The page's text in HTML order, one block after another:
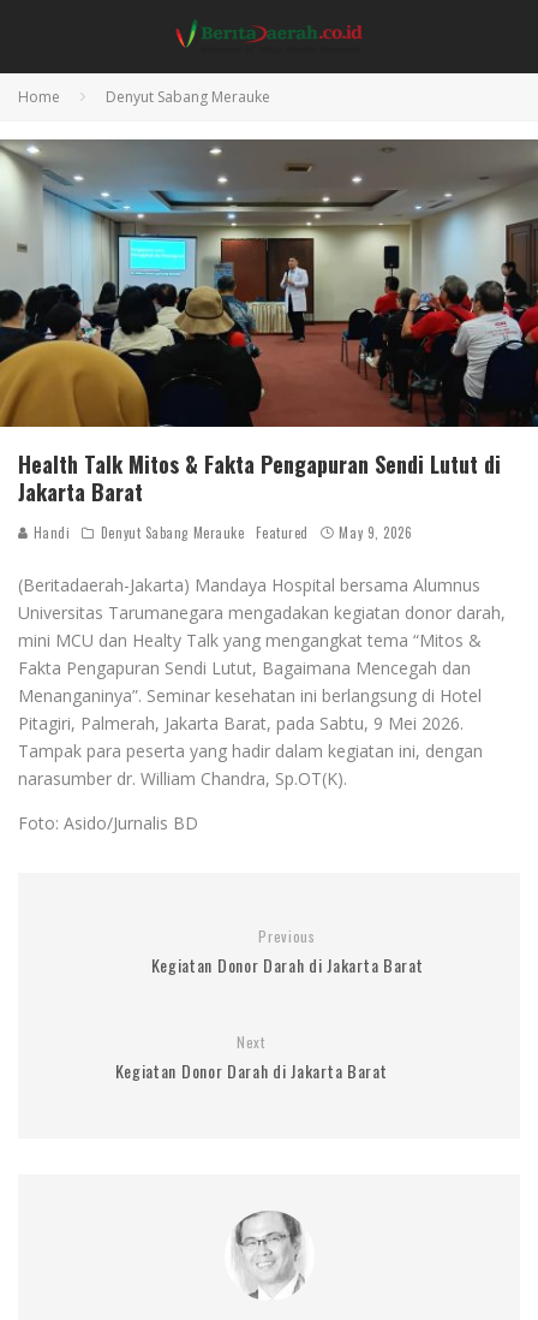
Home Denyut Sabang Merauke
Health Talk Mitos & Fakta Pengapuran Sendi Lutut di
Jakarta Barat
Handi Denyut Sabang Merauke Featured May 9, 2026
(Beritadaerah-Jakarta) Mandaya Hospital bersama Alumnus
Universitas Tarumanegara mengadakan kegiatan donor darah,
mini MCU dan Healty Talk yang mengangkat tema “Mitos &
Fakta Pengapuran Sendi Lutut, Bagaimana Mencegah dan
Menanganinya”. Seminar kesehatan ini berlangsung di Hotel
Pitagiri, Palmerah, Jakarta Barat, pada Sabtu, 9 Mei 2026.
Tampak para peserta yang hadir dalam kegiatan ini, dengan
narasumber dr. William Chandra, Sp.OT(K).
Foto: Asido/Jurnalis BD
Previous
Kegiatan Donor Darah di Jakarta Barat
Next
Kegiatan Donor Darah di Jakarta Barat